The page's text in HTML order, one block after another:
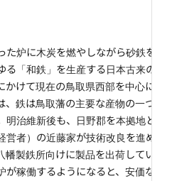
た炉に木炭を燃やしながら砂鉄を
る「和鉄」を生産する日本古来の
けて現在の鳥取県西部を中心に
鉄は鳥取藩の主要な産物の一つ
明治維新後も、日野郡を本拠地と
者）の近藤家が技術改良を進め
製鉄所向けに製品を出荷してい
が稼働するようになると、安価な